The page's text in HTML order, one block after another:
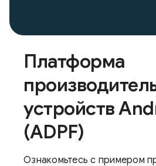
Платформа
устройств
(ADPF)
Ознакомьтесь с примером